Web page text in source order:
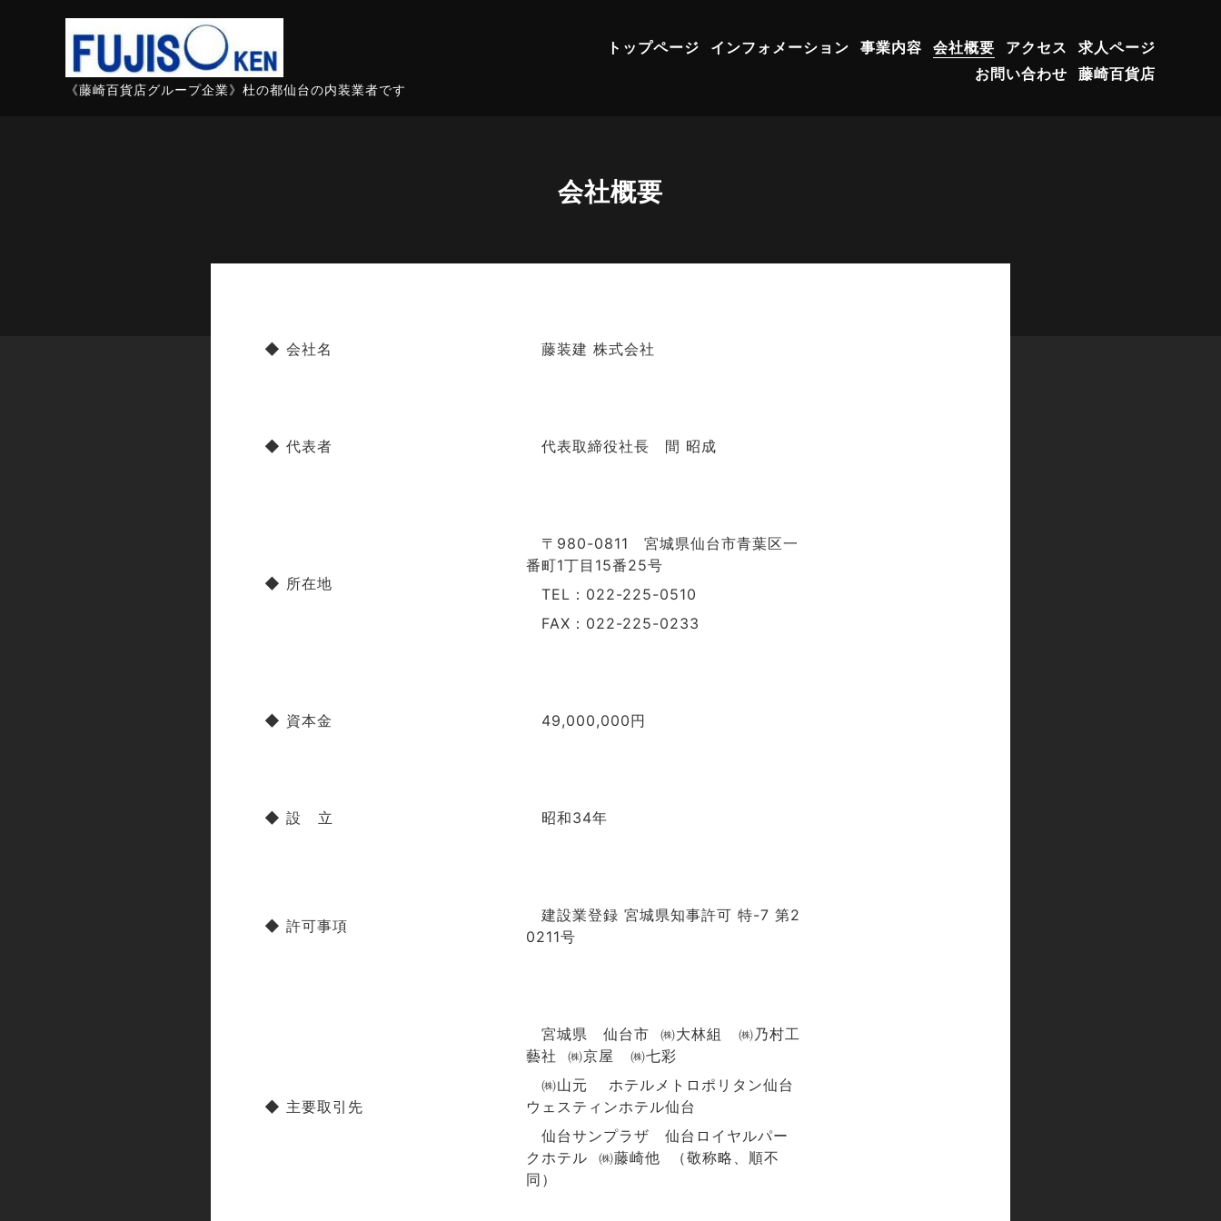
《藤崎百貨店グループ企業》杜の都仙台の内装業者です
トップページ インフォメーション 事業内容 会社概要 アクセス 求人ページ
お問い合わせ 藤崎百貨店
会社概要
◆ 会社名 藤装建 株式会社
◆ 代表者 代表取締役社長 間 昭成
◆ 所在地
〒980-0811 宮城県仙台市青葉区一
番町1丁目15番25号
TEL：022-225-0510
FAX：022-225-0233
◆ 資本金 49,000,000円
◆ 設 立 昭和34年
◆ 許可事項
建設業登録 宮城県知事許可 特-7 第2
0211号
◆ 主要取引先
宮城県 仙台市 ㈱大林組 ㈱乃村工
藝社 ㈱京屋 ㈱七彩
㈱山元 ホテルメトロポリタン仙台
ウェスティンホテル仙台
仙台サンプラザ 仙台ロイヤルパー
クホテル ㈱藤崎他 （敬称略、順不
同）